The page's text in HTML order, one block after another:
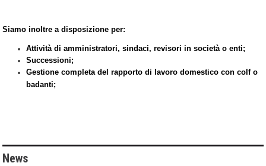
Siamo inoltre a disposizione per:
Attività di amministratori, sindaci, revisori in società o enti;
Successioni;
Gestione completa del rapporto di lavoro domestico con colf o
badanti;
News